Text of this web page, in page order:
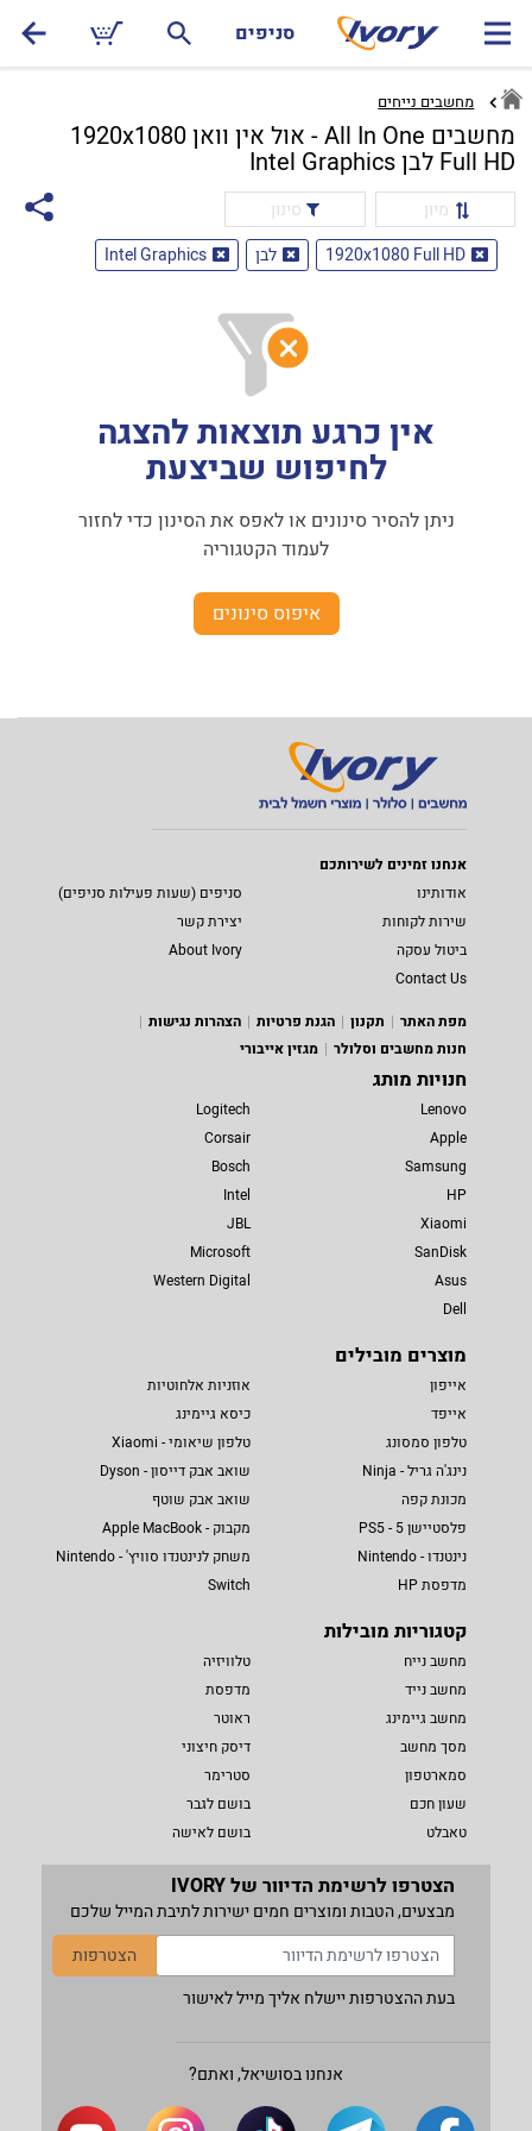
סניפים
מחשבים נייחים
מחשבים All In One - אול אין וואן 1920x1080
Full HD לבן Intel Graphics
מיון
סינון
1920x1080 Full HD
לבן Intel Graphics
אין כרגע תוצאות להצגה
לחיפוש שביצעת
ניתן להסיר סינונים או לאפס את הסינון כדי לחזור
לעמוד הקטגוריה
איפוס סינונים
אנחנו זמינים לשירותכם
אודותינו
סניפים (שעות פעילות סניפים)
שירות לקוחות
יצירת קשר
ביטול עסקה
About Ivory
Contact Us
מפת האתר
תקנון הגנת פרטיות
הצהרות נגישות
חנות מחשבים וסלולר
מגזין אייבורי
חנויות מותג
Lenovo
Apple
Samsung
HP
Xiaomi
SanDisk
Asus
Dell
Logitech
Corsair
Bosch
Intel
JBL
Microsoft
Western Digital
מוצרים מובילים
אייפון
אייפד
טלפון סמסונג
נינג'ה גריל - Ninja
מכונת קפה
פלסטיישן 5 - PS5
נינטנדו - Nintendo
מדפסת HP
אוזניות אלחוטיות
כיסא גיימינג
טלפון שיאומי - Xiaomi
שואב אבק דייסון - Dyson
שואב אבק שוטף
מקבוק - Apple MacBook
משחק לנינטנדו סוויץ' - Nintendo
Switch
קטגוריות מובילות
מחשב נייח
מחשב נייד
מחשב גיימינג
מסך מחשב
סמארטפון
שעון חכם
טאבלט
טלוויזיה
מדפסת
ראוטר
דיסק חיצוני
סטרימר
בושם לגבר
בושם לאישה
הצטרפו לרשימת הדיוור של IVORY
מבצעים, הטבות ומוצרים חמים ישירות לתיבת המייל שלכם
הצטרפות
בעת ההצטרפות יישלח אליך מייל לאישור
אנחנו בסושיאל, ואתם?